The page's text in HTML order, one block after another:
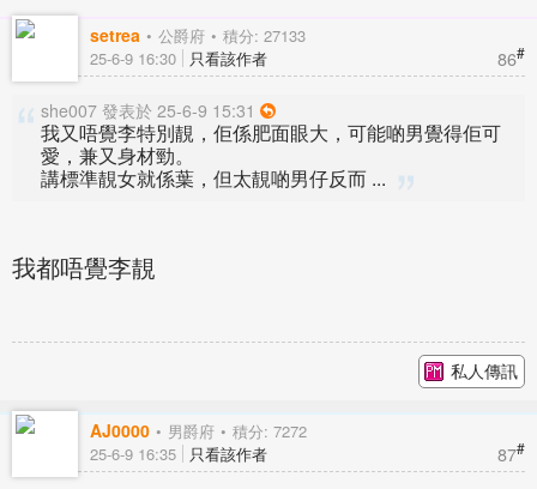
setrea 公爵府 積分: 27133
86#
25-6-9 16:30 只看該作者
she007 發表於 25-6-9 15:31
我又唔覺李特別靚，佢係肥面眼大，可能啲男覺得佢可
愛，兼又身材勁。
講標準靚女就係葉，但太靚啲男仔反而 ...
我都唔覺李靚
私人傳訊
AJ0000 男爵府 積分: 7272
87#
25-6-9 16:35 只看該作者